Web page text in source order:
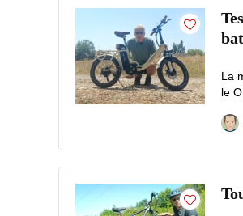
La
le